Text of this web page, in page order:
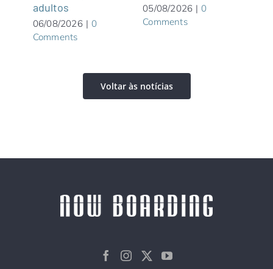
adultos
06/08/2026 | 0
Comments
05/08/2026 | 0
Comments
Voltar às notícias